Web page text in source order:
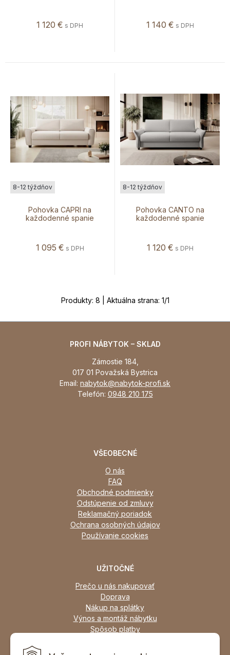
1 120 € s DPH 1 140 € s DPH
Pohovka CAPRI na
každodenné spanie
8-12 týždňov
1 095 € s DPH
Pohovka CANTO na
každodenné spanie
8-12 týždňov
1 120 € s DPH
Produkty: 8 | Aktuálna strana: 1/1
PROFI NÁBYTOK – SKLAD
Zámostie 184,
017 01 Považská Bystrica
Email: nabytok@nabytok-profi.sk
Telefón: 0948 210 175
VŠEOBECNÉ
O nás
FAQ
Obchodné podmienky
Odstúpenie od zmluvy
Reklamačný poriadok
Ochrana osobných údajov
Používanie cookies
UŽITOČNÉ
Prečo u nás nakupovať
Doprava
Nákup na splátky
Výnos a montáž nábytku
Spôsob platby